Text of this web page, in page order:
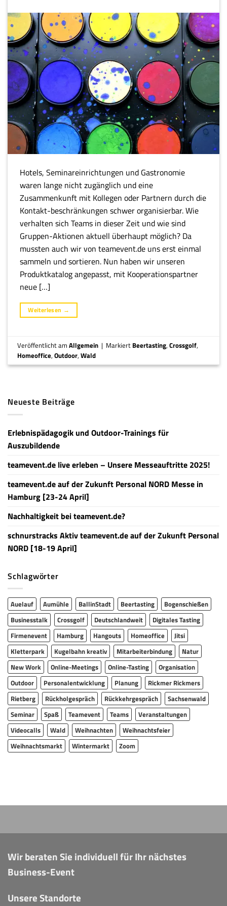
Hotels, Seminareinrichtungen und Gastronomie
waren lange nicht zugänglich und eine
Zusammenkunft mit Kollegen oder Partnern durch die
Kontakt-beschränkungen schwer organisierbar. Wie
verhalten sich Teams in dieser Zeit und wie sind
Gruppen-Aktionen aktuell überhaupt möglich? Da
mussten auch wir von teamevent.de uns erst einmal
sammeln und sortieren. Nun haben wir unseren
Produktkatalog angepasst, mit Kooperationspartner
neue […]
Weiterlesen →
Veröffentlicht amAllgemein | Markiert Beertasting,Crossgolf,
Homeoffice,Outdoor,Wald
Neueste Beiträge
Erlebnispädagogik und Outdoor-Trainings für
Auszubildende
teamevent.de live erleben – Unsere Messeauftritte 2025!
teamevent.de auf der Zukunft Personal NORD Messe in
Hamburg [23-24 April]
Nachhaltigkeit bei teamevent.de?
schnurstracks Aktiv teamevent.de auf der Zukunft Personal
NORD [18-19 April]
Schlagwörter
Auelauf Aumühle BallinStadt Beertasting
Bogenschießen
Businesstalk
Crossgolf Deutschlandweit
Digitales Tasting
Firmenevent
Hamburg Hangouts Homeoffice
Jitsi
Kletterpark
Kugelbahn kreativ Mitarbeiterbindung
Natur
New Work
Online-Meetings Online-Tasting
Organisation
Outdoor
Personalentwicklung Planung
Rickmer Rickmers
Rietberg
Rückholgespräch Rückkehrgespräch
Sachsenwald
Seminar
Spaß Teamevent Teams
Veranstaltungen
Videocalls
Wald Weihnachten
Weihnachtsfeier
Weihnachtsmarkt
Wintermarkt Zoom
Wir beraten Sie individuell für Ihr nächstes
Business-Event
Unsere Standorte